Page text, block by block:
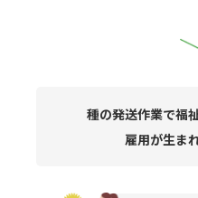
種の発送作業で福
雇用が生ま